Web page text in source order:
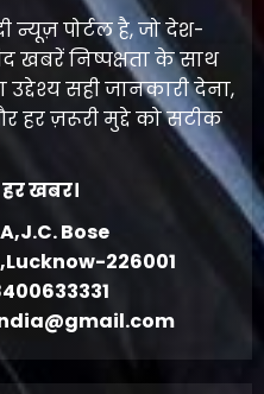
न्यूज़ पोर्टल है, जो देश-
खबरें निष्पक्षता के साथ
सही जानकारी देना,
ज़रूरी मुद्दे को सटीक
खबर।
Bose
226001